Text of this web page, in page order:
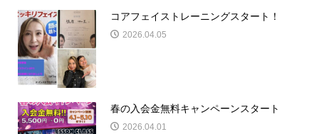
コアフェイストレーニングスタート！
2026.04.05
春の入会金無料キャンペーンスタート
2026.04.01